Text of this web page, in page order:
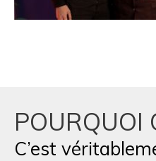
POURQUOI
C’est